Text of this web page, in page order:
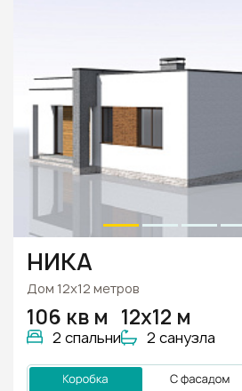
НИКА
Дом 12х12 метров
106 кв м
2 спальни
12х12 м
2 санузла